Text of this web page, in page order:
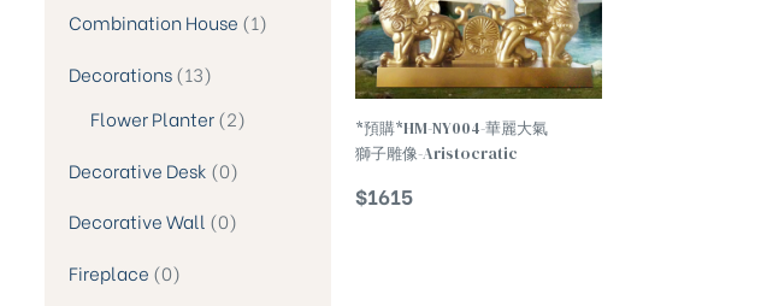
Combination House 1
Decorations 13
Flower Planter 2
Decorative Desk 0
Decorative Wall 0
Fireplace 0
*預購*HM-NY004-華麗大氣
獅子雕像-Aristocratic
$1615